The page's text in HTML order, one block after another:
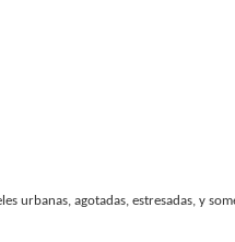
urbanas, agotadas, estresadas, y